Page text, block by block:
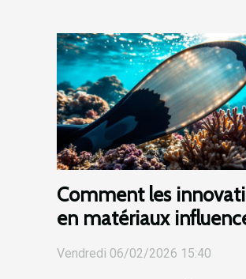
Comment les
en matériaux
elles la performance
palmes de plongée ?
Vendredi 06/02/2026 15:40